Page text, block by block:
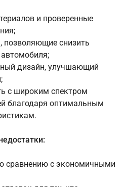
и проверенные
позволяющие снизить
автомобиля;
дизайн, улучшающий
с широким спектром
благодаря оптимальным
сравнению с экономичными